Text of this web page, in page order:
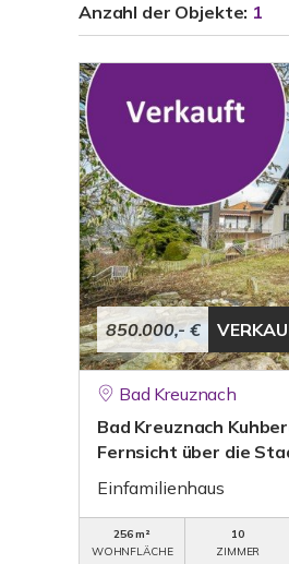
Anzahl der Objekte: 1
850.000,- €
Bad Kreuznach
Bad Kreuznach
Fernsicht über die
Einfamilienhaus
256 m²
WOHNFLÄCHE
10
ZIMMER